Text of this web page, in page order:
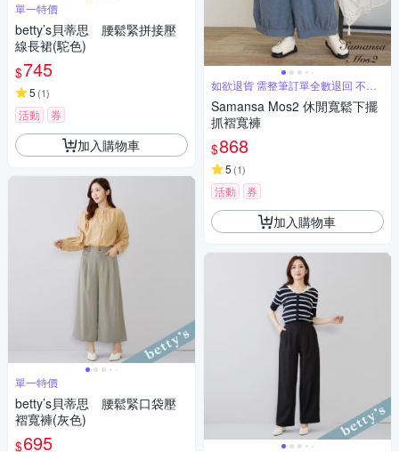
單一特價
betty’s貝蒂思 腰鬆緊拼接壓
線長裙(駝色)
$745
5 (1)
活動 券
加入購物車
單一特價
betty’s貝蒂思 腰鬆緊口袋壓
褶寬褲(灰色)
$695
如欲退貨 需整筆訂單全數退回 不能
單退
Samansa Mos2 休閒寬鬆下擺
抓褶寬褲
$868
5 (1)
活動 券
加入購物車